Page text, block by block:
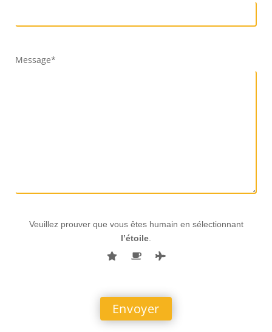
Message*
Veuillez prouver que vous êtes humain en sélectionnant
l’étoile